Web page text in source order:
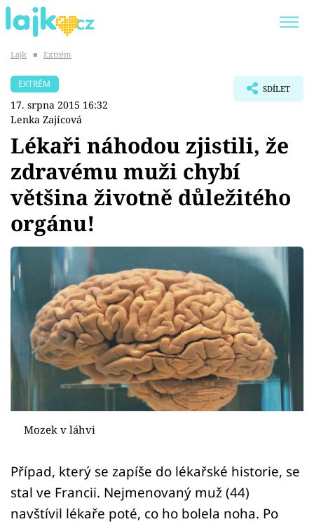
SHOPAHOLICADEL
Témata
Showbyznys
Youtubeři
Virály
Sex a vztahy
Videa
Sledujte prima+
Přihlášení
Sledujte nás
Lajk ■ Extrém
EXTRÉM
17. srpna 2015 16:32
Lenka Zajícová
SDÍLET
Lékaři náhodou zjistili, že
zdravému muži chybí
většina životně důležitého
orgánu!
Mozek v láhvi
Případ, který se zapíše do lékařské historie, se
stal ve Francii. Nejmenovaný muž (44)
navštívil lékaře poté, co ho bolela noha. Po